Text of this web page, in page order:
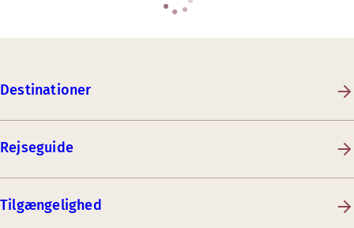
Destinationer
Rejseguide
Tilgængelighed